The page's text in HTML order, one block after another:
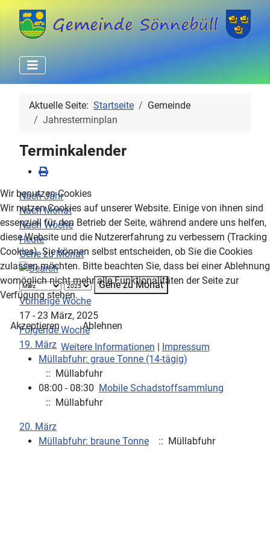
Aktuelle Seite: Startseite
Gemeinde
Jahresterminplan
Terminkalender
Nach Jahr
Nach Monat
Nach Woche
Heute
Gehe zu Monat
Gehe zu Monat
Vorherige Woche
17 - 23 März, 2025
Folgende Woche
19. März
Müllabfuhr: graue Tonne (14-tägig)
:: Müllabfuhr
08:00 - 08:30 Mobile Schadstoffsammlung
:: Müllabfuhr
20. März
Müllabfuhr: braune Tonne
:: Müllabfuhr
Wir benutzen Cookies
Wir nutzen Cookies auf unserer Website. Einige von ihnen sind
essenziell für den Betrieb der Seite, während andere uns helfen,
diese Website und die Nutzererfahrung zu verbessern (Tracking
Cookies). Sie können selbst entscheiden, ob Sie die Cookies
zulassen möchten. Bitte beachten Sie, dass bei einer Ablehnung
womöglich nicht mehr alle Funktionalitäten der Seite zur
Verfügung stehen.
Akzeptieren
Ablehnen
Weitere Informationen | Impressum